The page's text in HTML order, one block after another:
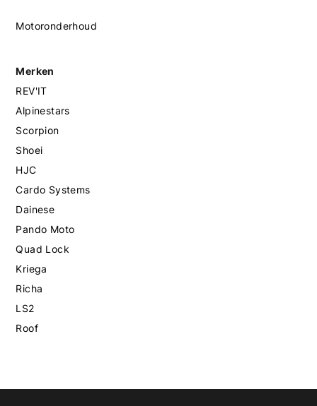
Motoronderhoud
Merken
REV'IT
Alpinestars
Scorpion
Shoei
HJC
Cardo Systems
Dainese
Pando Moto
Quad Lock
Kriega
Richa
LS2
Roof